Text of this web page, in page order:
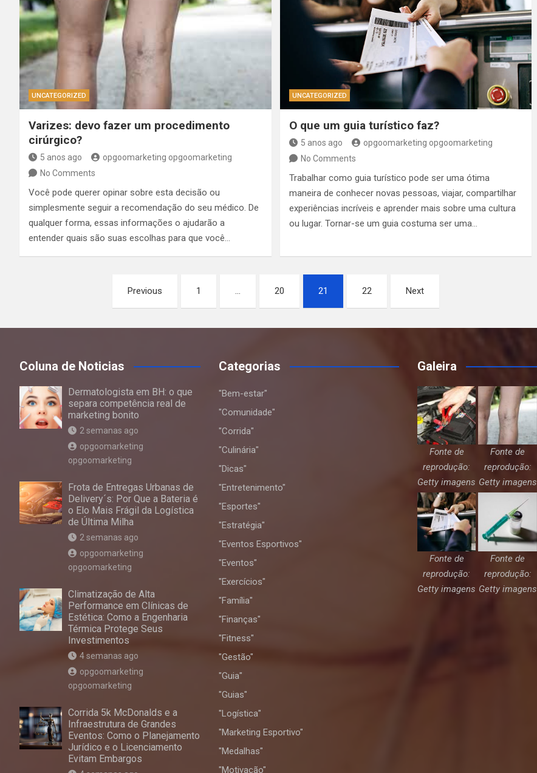
UNCATEGORIZED
Varizes: devo fazer um procedimento
cirúrgico?
5 anos ago
opgoomarketing opgoomarketing
No Comments
Você pode querer opinar sobre esta decisão ou
simplesmente seguir a recomendação do seu médico. De
qualquer forma, essas informações o ajudarão a
entender quais são suas escolhas para que você…
UNCATEGORIZED
O que um guia turístico faz?
5 anos ago
opgoomarketing opgoomarketing
No Comments
Trabalhar como guia turístico pode ser uma ótima
maneira de conhecer novas pessoas, viajar, compartilhar
experiências incríveis e aprender mais sobre uma cultura
ou lugar. Tornar-se um guia costuma ser uma…
posts
Previous 1 … 20 21 22 Next
Coluna de Noticias
Dermatologista em BH: o que
separa competência real de
marketing bonito
2 semanas ago
opgoomarketing
opgoomarketing
Frota de Entregas Urbanas de
Delivery´s: Por Que a Bateria é
o Elo Mais Frágil da Logística
de Última Milha
2 semanas ago
opgoomarketing
opgoomarketing
Climatização de Alta
Performance em Clínicas de
Estética: Como a Engenharia
Térmica Protege Seus
Investimentos
4 semanas ago
opgoomarketing
opgoomarketing
Corrida 5k McDonalds e a
Infraestrutura de Grandes
Eventos: Como o Planejamento
Jurídico e o Licenciamento
Evitam Embargos
Categorias
"Bem-estar"
"Comunidade"
"Corrida"
"Culinária"
"Dicas"
"Entretenimento"
"Esportes"
"Estratégia"
"Eventos Esportivos"
"Eventos"
"Exercícios"
"Família"
"Finanças"
"Fitness"
"Gestão"
"Guia"
"Guias"
"Logística"
"Marketing Esportivo"
"Medalhas"
"Motivação"
Galeira
Fonte de
reprodução:
Getty imagens
Fonte de
reprodução:
Getty imagens
Fonte de
reprodução:
Getty imagens
Fonte de
reprodução:
Getty imagens